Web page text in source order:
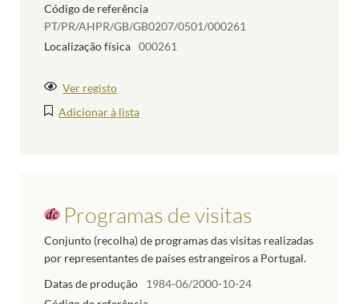
Código de referência
PT/PR/AHPR/GB/GB0207/0501/000261
Localização física 000261
Ver registo
Adicionar à lista
Programas de visitas
Conjunto (recolha) de programas das visitas realizadas
por representantes de países estrangeiros a Portugal.
Datas de produção
1984-06/2000-10-24